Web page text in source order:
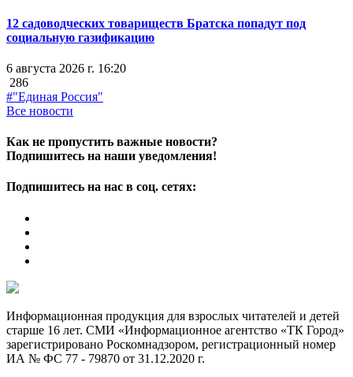
12 садоводческих товариществ Братска попадут под
социальную газификацию
6 августа 2026 г. 16:20
286
#"Единая Россия"
Все новости
Как не пропустить важные новости?
Подпишитесь на наши уведомления!
Подпишитесь на нас в соц. сетях:
Информационная продукция для взрослых читателей и детей
старше 16 лет. СМИ «Информационное агентство «ТК Город»
зарегистрировано Роскомнадзором, регистрационный номер
ИА № ФС 77 - 79870 от 31.12.2020 г.